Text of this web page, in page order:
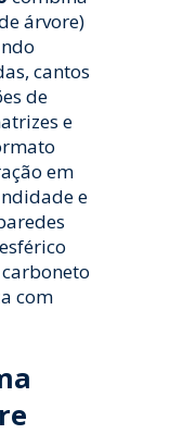
árvore)
cantos
de
e
em
e
com